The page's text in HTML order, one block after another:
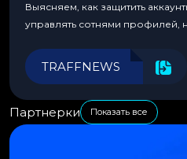
Выясняем, как защитить
управлять сотнями профилей,
эффективности.
TRAFFNEWS
Партнерки Показать все